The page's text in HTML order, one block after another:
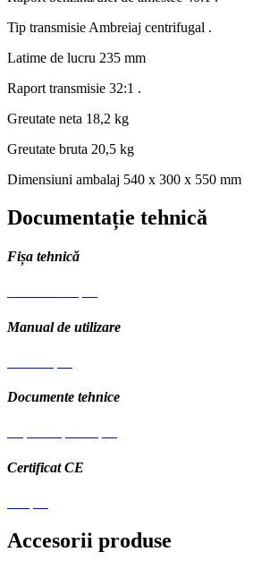
Tip transmisie Ambreiaj centrifugal .
Latime de lucru 235 mm
Raport transmisie 32:1 .
Greutate neta 18,2 kg
Greutate bruta 20,5 kg
Dimensiuni ambalaj 540 x 300 x 550 mm
Documentație tehnică
Fișa tehnică
Manual de utilizare
Documente tehnice
Certificat CE
Accesorii produse